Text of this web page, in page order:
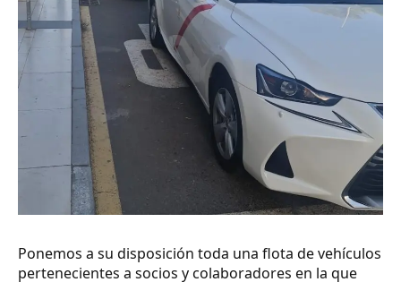
Ponemos a su disposición toda una flota de vehículos
pertenecientes a socios y colaboradores en la que